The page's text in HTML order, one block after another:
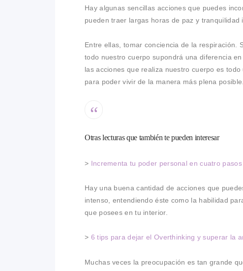
Hay algunas sencillas acciones que puedes
pueden traer largas horas de paz y tranquilidad
Entre ellas, tomar conciencia de la respiración.
todo nuestro cuerpo supondrá una diferencia
las acciones que realiza nuestro cuerpo es
para poder vivir de la manera más plena posible.
Otras lecturas que también te pueden interesar
> Incrementa tu poder personal en cuatro pasos
Hay una buena cantidad de acciones que
intenso, entendiendo éste como la habilidad
que posees en tu interior.
> 6 tips para dejar el Overthinking y superar la
Muchas veces la preocupación es tan grande